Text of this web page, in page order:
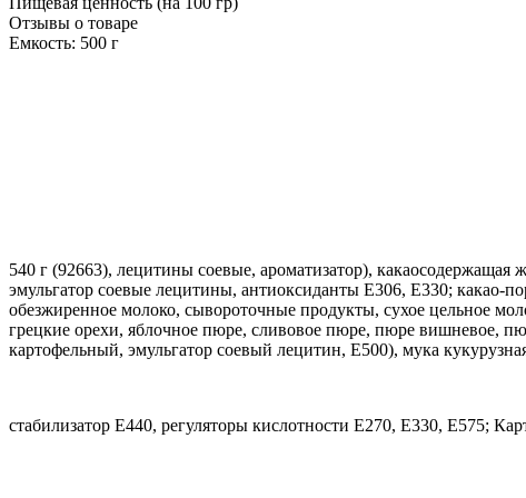
Отзывы о товаре
Емкость: 500 г
540 г (92663), лецитины соевые, ароматизатор), какаосодержащая
эмульгатор соевые лецитины, антиоксиданты Е306, Е330; какао-
обезжиренное молоко, сывороточные продукты, сухое цельное
грецкие орехи, яблочное пюре, сливовое пюре, пюре вишневое,
картофельный, эмульгатор соевый лецитин, Е500), мука
стабилизатор Е440, регуляторы кислотности Е270, Е330, Е575;